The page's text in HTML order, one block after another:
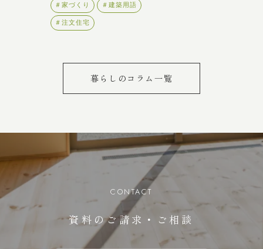
＃家づくり ＃建築用語
＃注文住宅
暮らしのコラム一覧
CONTACT
資料のご請求・ご相談